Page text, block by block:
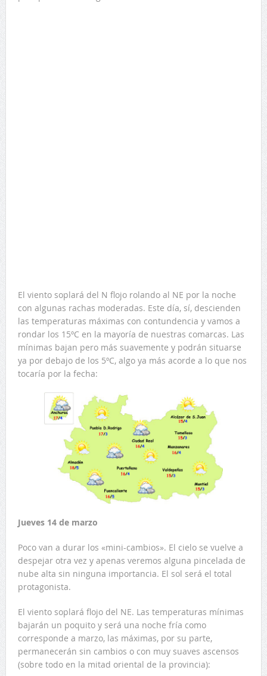
El viento soplará del N flojo rolando al NE por la noche
con algunas rachas moderadas. Este día, sí, descienden
las temperaturas máximas con contundencia y vamos a
rondar los 15ºC en la mayoría de nuestras comarcas. Las
mínimas bajan pero más suavemente y podrán situarse
ya por debajo de los 5ºC, algo ya más acorde a lo que nos
tocaría por la fecha:
Jueves 14 de marzo
Poco van a durar los «mini-cambios». El cielo se vuelve a
despejar otra vez y apenas veremos alguna pincelada de
nube alta sin ninguna importancia. El sol será el total
protagonista.
El viento soplará flojo del NE. Las temperaturas mínimas
bajarán un poquito y será una noche fría como
corresponde a marzo, las máximas, por su parte,
permanecerán sin cambios o con muy suaves ascensos
(sobre todo en la mitad oriental de la provincia):